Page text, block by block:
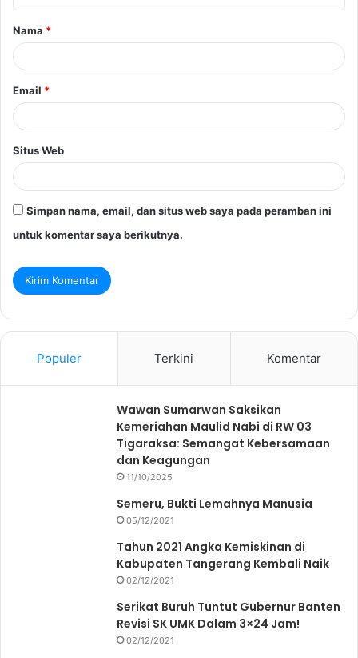
a
r
Nama *
Email *
Situs Web
Simpan nama, email, dan situs web saya pada peramban ini
untuk komentar saya berikutnya.
Populer Terkini Komentar
Wawan Sumarwan Saksikan
Kemeriahan Maulid Nabi di RW 03
Tigaraksa: Semangat Kebersamaan
dan Keagungan
11/10/2025
Semeru, Bukti Lemahnya Manusia
05/12/2021
Tahun 2021 Angka Kemiskinan di
Kabupaten Tangerang Kembali Naik
02/12/2021
Serikat Buruh Tuntut Gubernur Banten
Revisi SK UMK Dalam 3×24 Jam!
02/12/2021